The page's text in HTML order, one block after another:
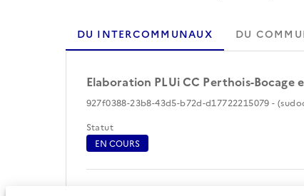
DU INTERCOMMUNAUX DU
Elaboration PLUi CC Perthois-Bocage
927f0388-23b8-43d5-b72d-d17722215079 -
Statut
EN COURS